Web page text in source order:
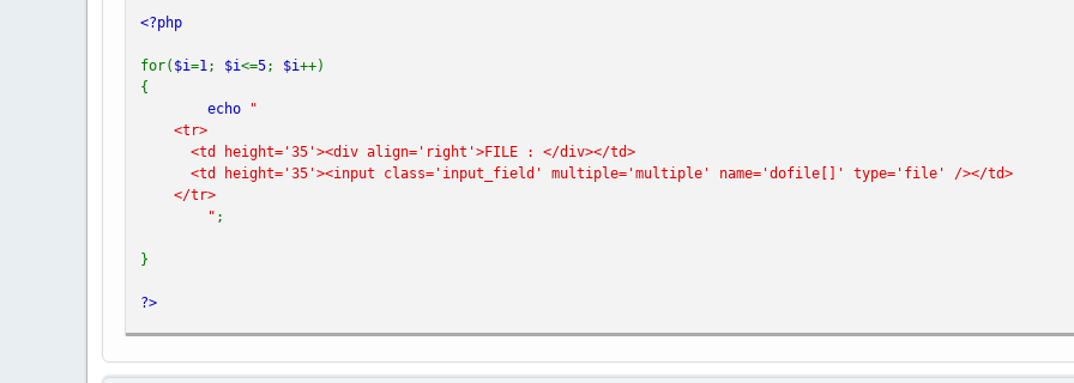
<?php
for( $i=1 ; $i<=5; $i++)
{
echo "
<tr>
<td height='35'><div align='right'>FILE : </div></td>
<td height='35'><input class='input_field' multiple='multiple' name='dofile[]' type='file' /></td>
</tr>
" ;
}
?>